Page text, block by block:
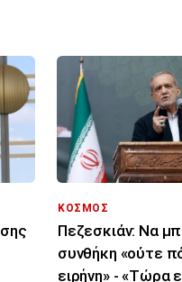
ΚΟΣΜΟΣ
Πεζεσκιάν: Να
συνθήκη «ούτε
ειρήνη» - «Τώρα